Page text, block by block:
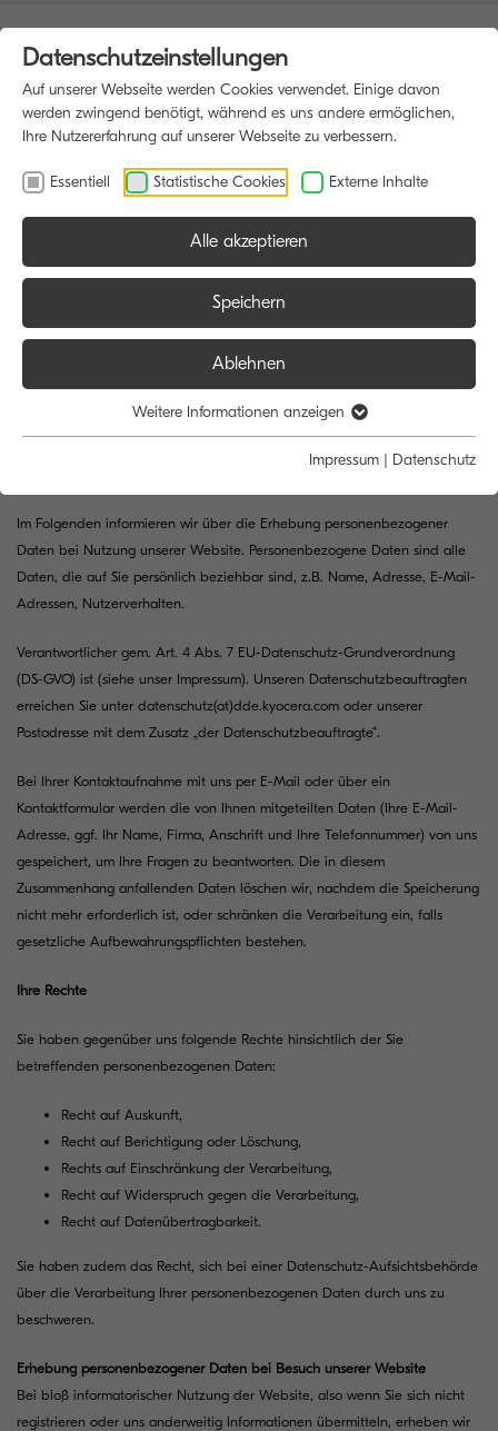
Diese Internet-Datenschutzerklärung beschreibt die Maßnahmen, die
diese auf KYOCERA Websites von KYOCERA erfasst werden.
Im Folgenden informieren wir über die Erhebung personenbezogener
Daten bei Nutzung unserer Website. Personenbezogene Daten sind alle
Daten, die auf Sie persönlich beziehbar sind, z.B. Name, Adresse, E-Mail-
Adressen, Nutzerverhalten.
Verantwortlicher gem. Art. 4 Abs. 7 EU-Datenschutz-Grundverordnung
(DS-GVO) ist (siehe unser Impressum). Unseren Datenschutzbeauftragten
erreichen Sie unter datenschutz(at)dde.kyocera.com oder unserer
Postadresse mit dem Zusatz „der Datenschutzbeauftragte“.
Bei Ihrer Kontaktaufnahme mit uns per E-Mail oder über ein
Kontaktformular werden die von Ihnen mitgeteilten Daten (Ihre E-Mail-
Adresse, ggf. Ihr Name, Firma, Anschrift und Ihre Telefonnummer) von uns
gespeichert, um Ihre Fragen zu beantworten. Die in diesem
Zusammenhang anfallenden Daten löschen wir, nachdem die Speicherung
nicht mehr erforderlich ist, oder schränken die Verarbeitung ein, falls
gesetzliche Aufbewahrungspflichten bestehen.
Ihre Rechte
Sie haben gegenüber uns folgende Rechte hinsichtlich der Sie
betreffenden personenbezogenen Daten:
Recht auf Auskunft,
Recht auf Berichtigung oder Löschung,
Rechts auf Einschränkung der Verarbeitung,
Recht auf Widerspruch gegen die Verarbeitung,
Recht auf Datenübertragbarkeit.
Sie haben zudem das Recht, sich bei einer Datenschutz-Aufsichtsbehörde
über die Verarbeitung Ihrer personenbezogenen Daten durch uns zu
beschweren.
Erhebung personenbezogener Daten bei Besuch unserer Website
Bei bloß informatorischer Nutzung der Website, also wenn Sie sich nicht
registrieren oder uns anderweitig Informationen übermitteln, erheben wir
Datenschutzeinstellungen
Auf unserer Webseite werden Cookies verwendet. Einige davon
werden zwingend benötigt, während es uns andere ermöglichen,
Ihre Nutzererfahrung auf unserer Webseite zu verbessern.
Essentiell Statistische Cookies Externe Inhalte
Alle akzeptieren
Speichern
Ablehnen
Weitere Informationen anzeigen
Impressum | Datenschutz